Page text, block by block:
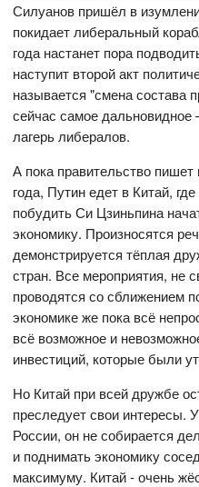
Силуанов пришёл в
покидает либеральный
года настанет пора
наступит второй акт
называется "смена состава
сейчас самое дальновидное
лагерь либералов.
А пока правительство
года, Путин едет в Китай,
побудить Си Цзиньпина
экономику. Произносятся
демонстрируется тёплая
стран. Все мероприятия, не
проводятся со сближением
экономике же пока всё
всё возможное и
инвестиций, которые были
Но Китай при всей дружбе
преследует свои интересы.
России, он не собирается
и поднимать экономику
максимуму. Китай - очень